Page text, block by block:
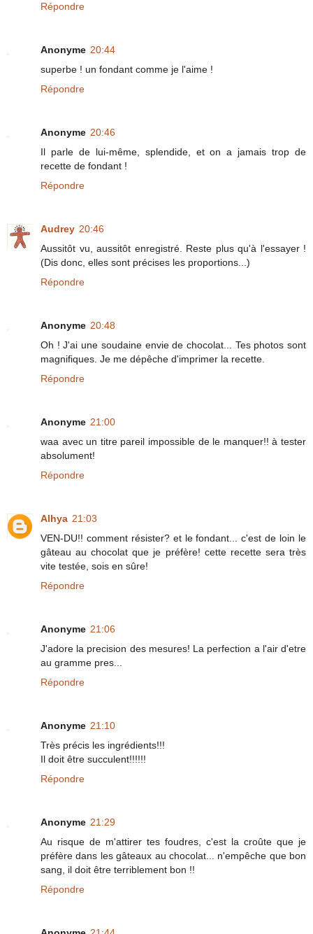
Répondre
Anonyme 20:44
superbe ! un fondant comme je l'aime !
Répondre
Anonyme 20:46
Il parle de lui-même, splendide, et on a jamais trop de
recette de fondant !
Répondre
Audrey 20:46
Aussitôt vu, aussitôt enregistré. Reste plus qu'à l'essayer !
(Dis donc, elles sont précises les proportions...)
Répondre
Anonyme 20:48
Oh ! J'ai une soudaine envie de chocolat... Tes photos sont
magnifiques. Je me dépêche d'imprimer la recette.
Répondre
Anonyme 21:00
waa avec un titre pareil impossible de le manquer!! à tester
absolument!
Répondre
Alhya 21:03
VEN-DU!! comment résister? et le fondant... c'est de loin le
gâteau au chocolat que je préfère! cette recette sera très
vite testée, sois en sûre!
Répondre
Anonyme 21:06
J'adore la precision des mesures! La perfection a l'air d'etre
au gramme pres...
Répondre
Anonyme 21:10
Très précis les ingrédients!!!
Il doit être succulent!!!!!!
Répondre
Anonyme 21:29
Au risque de m'attirer tes foudres, c'est la croûte que je
préfère dans les gâteaux au chocolat... n'empêche que bon
sang, il doit être terriblement bon !!
Répondre